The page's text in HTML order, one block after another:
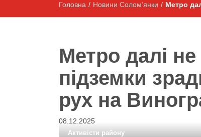
Головна / Новини Солом'янки / Метро
Метро далі
підземки
рух на
08.12.2025
Активісти району